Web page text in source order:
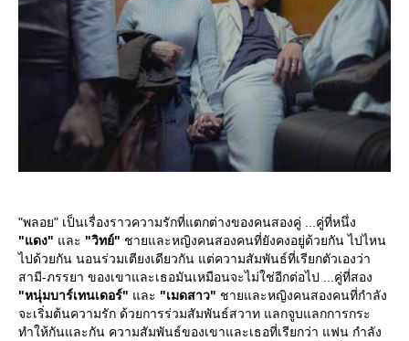
"พลอย" เป็นเรื่องราวความรักที่แตกต่างของคนสองคู่ ...คู่ที่หนึ่ง
"แดง" ละ "วิทย์" ชายและหญิงคนสองคนที่ยังคงอยู่ด้วยกัน ไปไหน
ไปด้วยกัน นอนร่วมเตียงเดียวกัน แต่ความสัมพันธ์ที่เรียกตัวเองว่า
สามี-ภรรยา ของเขาและเธอมันเหมือนจะไม่ใช่อีกต่อไป ...คู่ที่สอง
"หนุ่มบาร์เทนเดอร์" ละ "เมดสาว" ชายและหญิงคนสองคนที่กำลัง
จะเริ่มต้นความรัก ด้วยการร่วมสัมพันธ์สวาท แลกจูบแลกการกระ
ทำให้กันและกัน ความสัมพันธ์ของเขาและเธอที่เรียกว่า แฟน กำลัง